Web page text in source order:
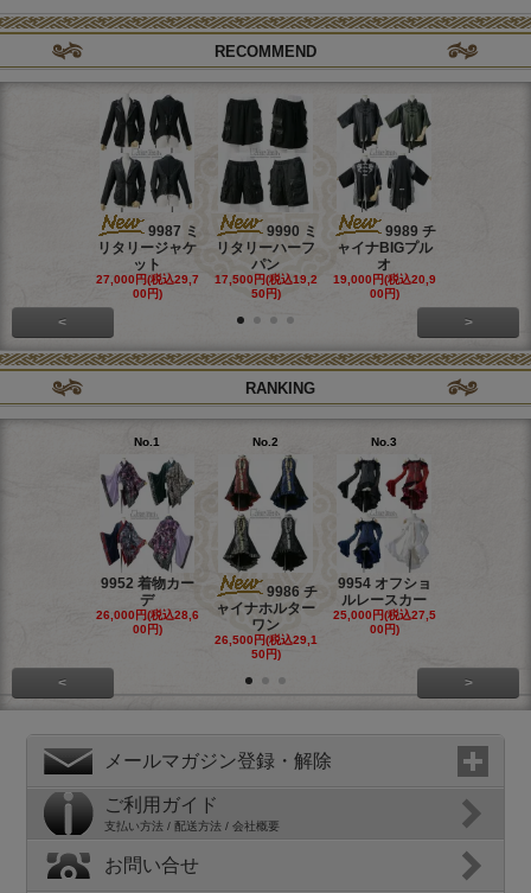
RECOMMEND
9987 ミ
リタリージャケ
ット
27,000円(税込29,7
00円)
9990 ミ
リタリーハーフ
パン
17,500円(税込19,2
50円)
9989 チ
ャイナBIGプル
オ
19,000円(税込20,9
00円)
< >
RANKING
No.1
9952 着物カー
デ
26,000円(税込28,6
00円)
No.2
9986 チ
ャイナホルター
ワン
26,500円(税込29,1
50円)
No.3
9954 オフショ
ルレースカー
25,000円(税込27,5
00円)
< >
メールマガジン登録・解除
ご利用ガイド
支払い方法 / 配送方法 / 会社概要
お問い合せ